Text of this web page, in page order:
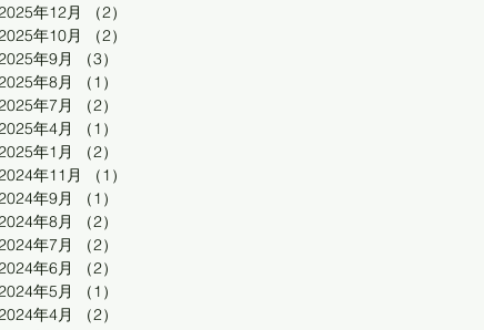
年12月
（2）
年10月
（2）
年9月
（3）
年8月
（1）
年7月
（2）
年4月
（1）
年1月
（2）
年11月
（1）
年9月
（1）
年8月
（2）
年7月
（2）
年6月
（2）
年5月
（1）
年4月
（2）